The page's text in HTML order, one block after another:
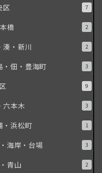
区 7
橋 2
湊・新川 2
・佃・豊海町 3
9
六本木 3
・浜松町 1
海岸・台場 3
青山 2